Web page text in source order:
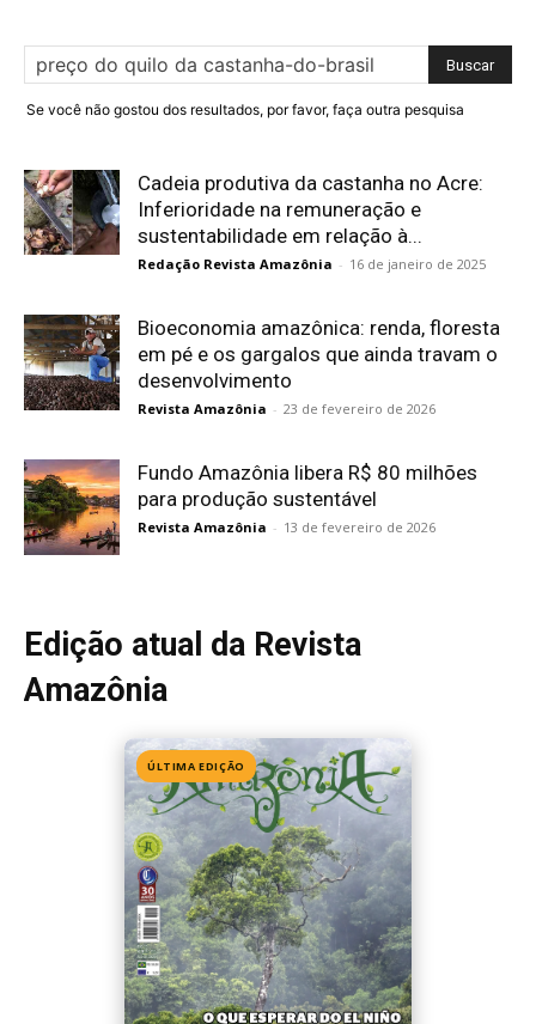
Se você não gostou dos resultados, por favor, faça outra pesquisa
Cadeia produtiva da castanha no Acre:
Inferioridade na remuneração e
sustentabilidade em relação à...
Redação Revista Amazônia - 16 de janeiro de 2025
Bioeconomia amazônica: renda, floresta
em pé e os gargalos que ainda travam o
desenvolvimento
Revista Amazônia - 23 de fevereiro de 2026
Fundo Amazônia libera R$ 80 milhões
para produção sustentável
Revista Amazônia - 13 de fevereiro de 2026
Edição atual da Revista
Amazônia
ÚLTIMA EDIÇÃO